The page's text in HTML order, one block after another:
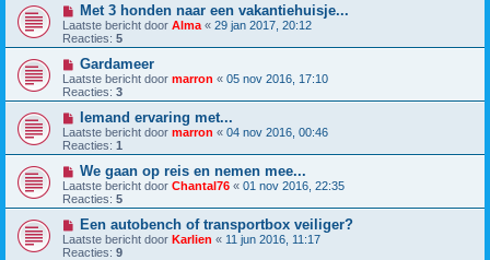
Met 3 honden naar een vakantiehuisje...
Laatste bericht door Alma « 29 jan 2017, 20:12
Reacties: 5
Gardameer
Laatste bericht door marron « 05 nov 2016, 17:10
Reacties: 3
Iemand ervaring met...
Laatste bericht door marron « 04 nov 2016, 00:46
Reacties: 1
We gaan op reis en nemen mee...
Laatste bericht door Chantal76 « 01 nov 2016, 22:35
Reacties: 5
Een autobench of transportbox veiliger?
Laatste bericht door Karlien « 11 jun 2016, 11:17
Reacties: 9